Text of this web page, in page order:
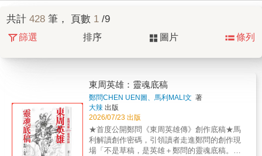
共計 428 筆， 頁數 1 /9
篩選 排序 圖片 條列
東周英雄：靈魂底稿
鄭問CHEN UEN圖、馬利MALI文 著
大辣 出版
2026/07/23 出版
★首度公開鄭問《東周英雄傳》創作底稿★馬
利解讀創作密碼，引領讀者走進鄭問的創作現
場「不是草稿，是英雄＋鄭問的靈魂底稿。」